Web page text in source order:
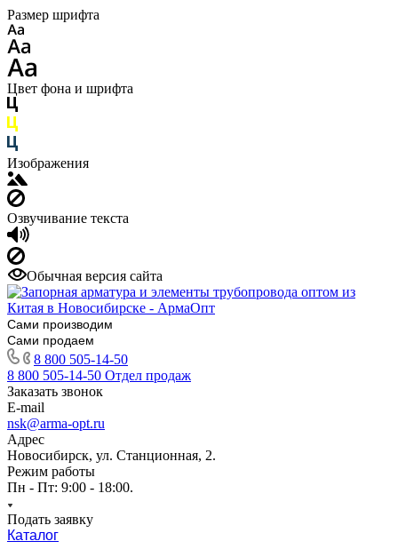
Размер шрифта
Цвет фона и шрифта
Изображения
Озвучивание текста
Обычная версия сайта
Сами производим
Сами продаем
8 800 505-14-50
8 800 505-14-50 Отдел продаж
Заказать звонок
E-mail
nsk@arma-opt.ru
Адрес
Новосибирск, ул. Станционная, 2.
Режим работы
Пн - Пт: 9:00 - 18:00.
Подать заявку
Каталог